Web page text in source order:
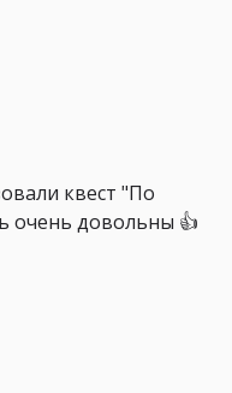
квест "По
очень довольны 👍